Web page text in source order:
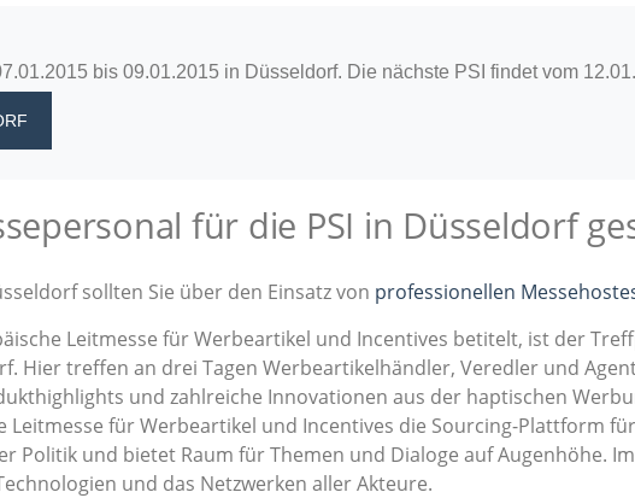
bis 09.01.2015 in Düsseldorf. Die nächste PSI findet vom
für die PSI in Düsseldorf
sollten Sie über den Einsatz von professionellen
Leitmesse für Werbeartikel und Incentives betitelt, ist der
Hier treffen an drei Tagen Werbeartikelhändler, Veredler und
und zahlreiche Innovationen aus der haptischen
Leitmesse für Werbeartikel und Incentives die Sourcing-Plattform
Politik und bietet Raum für Themen und Dialoge auf Augenhöhe.
und das Netzwerken aller Akteure.